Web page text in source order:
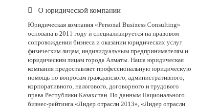
О юридической компании
Юридическая компания «Personal Business Consulting»
основана в 2011 году и специализируется на правовом
сопровождении бизнеса и оказании юридических услуг
физическим лицам, индивидуальным предпринимателям и
юридическим лицам города Алматы. Наша юридическая
компания предоставляет профессиональную юридическую
помощь по вопросам гражданского, административного,
корпоративного, налогового, договорного и трудового
права Республики Казахстан. По данным Национального
бизнес-рейтинга «Лидер отрасли 2013», «Лидер отрасли